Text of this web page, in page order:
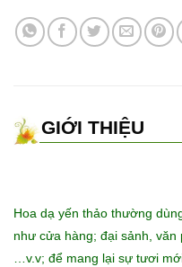
GIỚI THIỆU
Hoa dạ yến thảo thường
như cửa hàng; đại sảnh,
…v.v; để mang lại sự tươi